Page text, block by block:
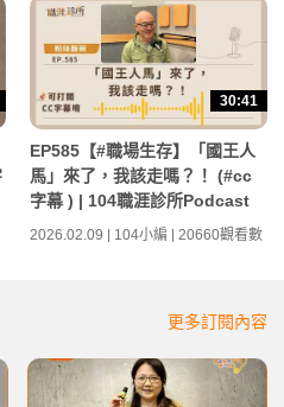
30:41
EP585【#職場生存】「國王人
馬」來了，我該走嗎？！ (#cc
字幕 ) | 104職涯診所Podcast
2026.02.09 | 104小編 | 20660觀看數
更多訂閱內容